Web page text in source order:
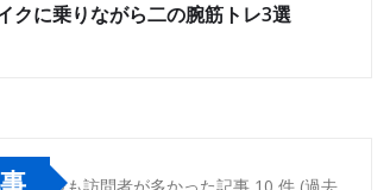
クに乗りながら二の腕筋トレ3選